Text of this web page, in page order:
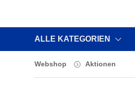
ALLE KATEGORIEN
Webshop Aktionen